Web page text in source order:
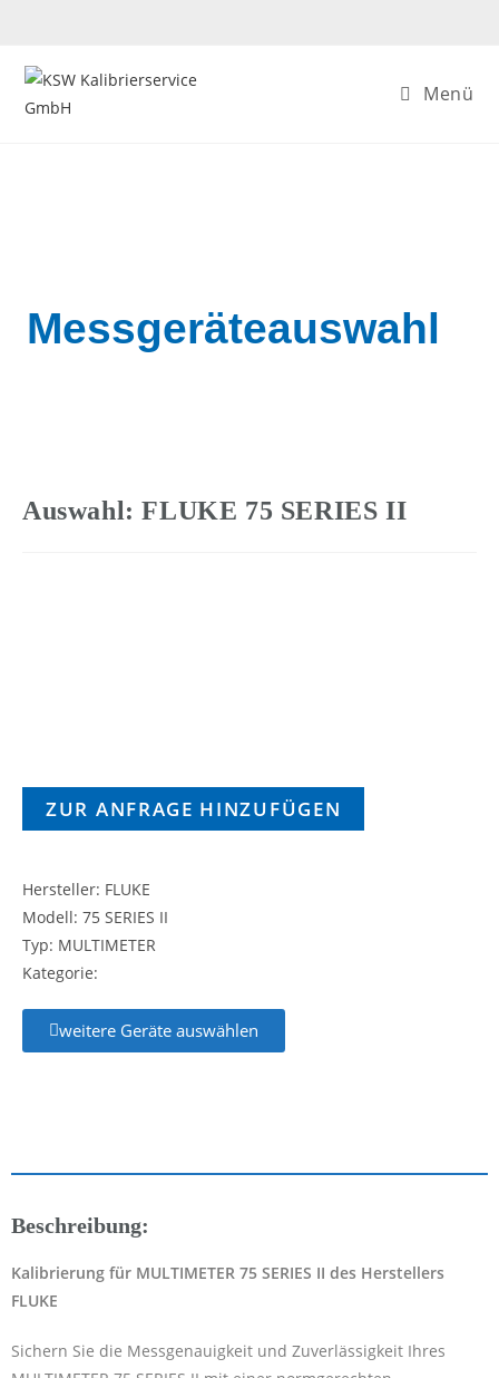
Menü
Messgeräteauswahl
Auswahl: FLUKE 75 SERIES II
ZUR ANFRAGE HINZUFÜGEN
Hersteller: FLUKE
Modell: 75 SERIES II
Typ: MULTIMETER
Kategorie:
weitere Geräte auswählen
Beschreibung:
Kalibrierung für MULTIMETER 75 SERIES II des Herstellers
FLUKE
Sichern Sie die Messgenauigkeit und Zuverlässigkeit Ihres